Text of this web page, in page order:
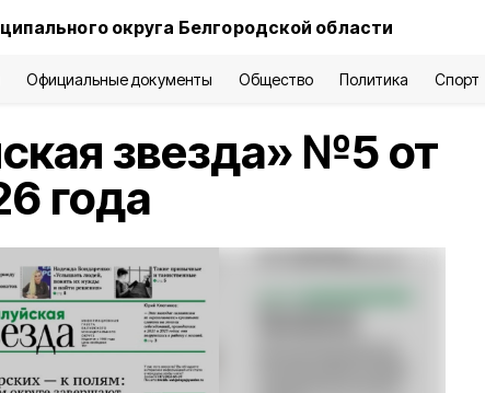
округа Белгородской области
Официальные документы Общество Политика Спорт
звезда» №5 от
года